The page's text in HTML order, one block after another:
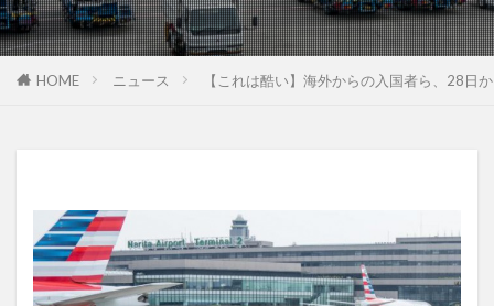
HOME ニュース 【これは酷い】海外からの入国者ら、28